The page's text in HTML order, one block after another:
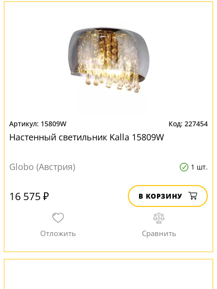
15809W 227454
Настенный светильник Kalla 15809W
Globo (Австрия) 1 шт.
16 575 ₽ В КОРЗИНУ